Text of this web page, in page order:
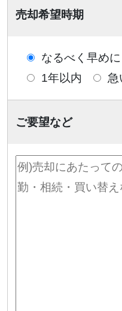
売却希望時期
なるべく早めに
1年以内
急
ご要望など